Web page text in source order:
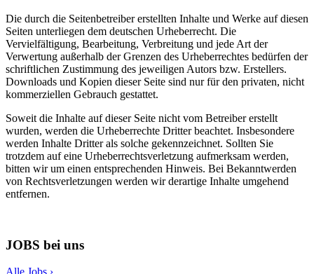
Die durch die Seitenbetreiber erstellten Inhalte und Werke auf diesen
Seiten unterliegen dem deutschen Urheberrecht. Die
Vervielfältigung, Bearbeitung, Verbreitung und jede Art der
Verwertung außerhalb der Grenzen des Urheberrechtes bedürfen der
schriftlichen Zustimmung des jeweiligen Autors bzw. Erstellers.
Downloads und Kopien dieser Seite sind nur für den privaten, nicht
kommerziellen Gebrauch gestattet.
Soweit die Inhalte auf dieser Seite nicht vom Betreiber erstellt
wurden, werden die Urheberrechte Dritter beachtet. Insbesondere
werden Inhalte Dritter als solche gekennzeichnet. Sollten Sie
trotzdem auf eine Urheberrechtsverletzung aufmerksam werden,
bitten wir um einen entsprechenden Hinweis. Bei Bekanntwerden
von Rechtsverletzungen werden wir derartige Inhalte umgehend
entfernen.
JOBS bei uns